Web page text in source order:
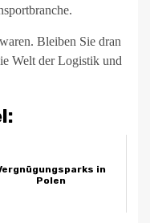
Bleiben Sie dran
Welt der Logistik und
in
Polen